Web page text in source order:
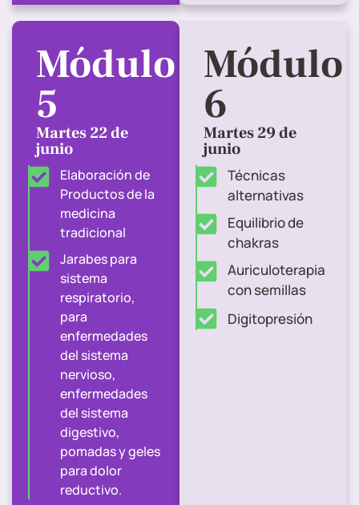
Módulo
5
Martes 22 de
junio
Elaboración de
Productos de la
medicina
tradicional
Jarabes para
sistema
respiratorio,
para
enfermedades
del sistema
nervioso,
enfermedades
del sistema
digestivo,
pomadas y geles
para dolor
reductivo.
Módulo
6
Martes 29 de
junio
Técnicas
alternativas
Equilibrio de
chakras
Auriculoterapia
con semillas
Digitopresión